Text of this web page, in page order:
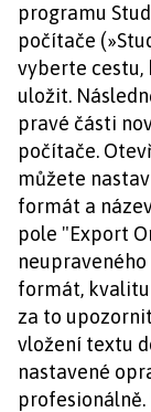
programu
počítače
vyberte cestu,
uložit.
pravé části
počítače.
můžete
formát a
pole "Export
formát,
za to
vložení textu
nastavené
profesionálně.